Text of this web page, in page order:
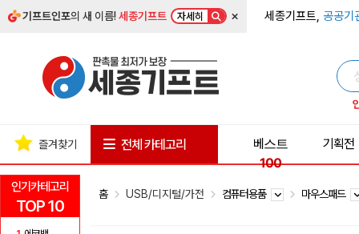
기프트인포의 새 이름!세종기프트 자세히 × 세종기프트, 공공기
인기카테고리
TOP 10
즐겨찾기 전체 카테고리
베스트
100
기획전
홈 USB/디지털/가전 컴퓨터용품 마우스패드